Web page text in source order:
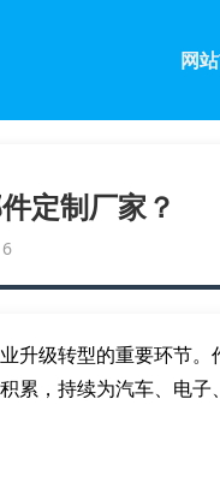
网
定制厂家？
升级转型的重要环节。
累，持续为汽车、电子